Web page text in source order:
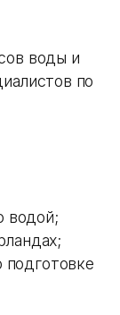
воды и
по
водой;